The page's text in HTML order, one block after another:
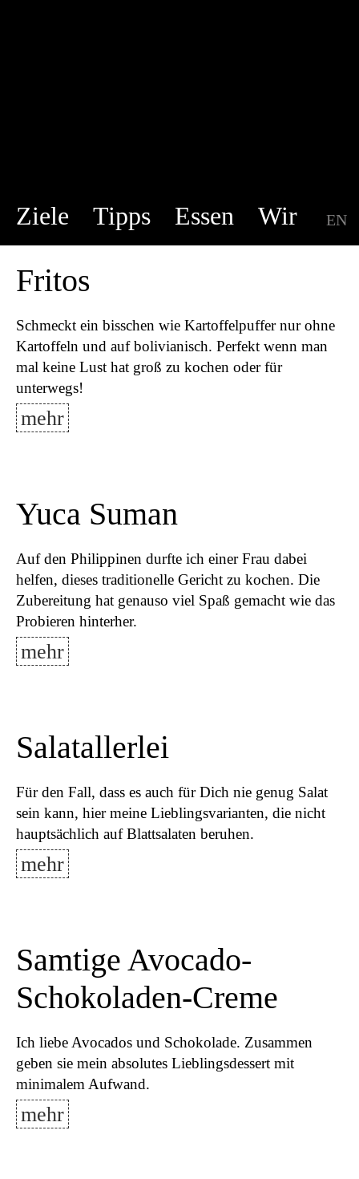
Ziele Tipps Essen Wir EN
Fritos
Schmeckt ein bisschen wie Kartoffelpuffer nur ohne
Kartoffeln und auf bolivianisch. Perfekt wenn man
mal keine Lust hat groß zu kochen oder für
unterwegs!
mehr
Yuca Suman
Auf den Philippinen durfte ich einer Frau dabei
helfen, dieses traditionelle Gericht zu kochen. Die
Zubereitung hat genauso viel Spaß gemacht wie das
Probieren hinterher.
mehr
Salatallerlei
Für den Fall, dass es auch für Dich nie genug Salat
sein kann, hier meine Lieblingsvarianten, die nicht
hauptsächlich auf Blattsalaten beruhen.
mehr
Samtige Avocado-
Schokoladen-Creme
Ich liebe Avocados und Schokolade. Zusammen
geben sie mein absolutes Lieblingsdessert mit
minimalem Aufwand.
mehr